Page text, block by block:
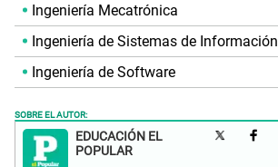
Ingeniería Mecatrónica
Ingeniería de Sistemas de Información
Ingeniería de Software
SOBRE EL AUTOR:
EDUCACIÓN EL
POPULAR